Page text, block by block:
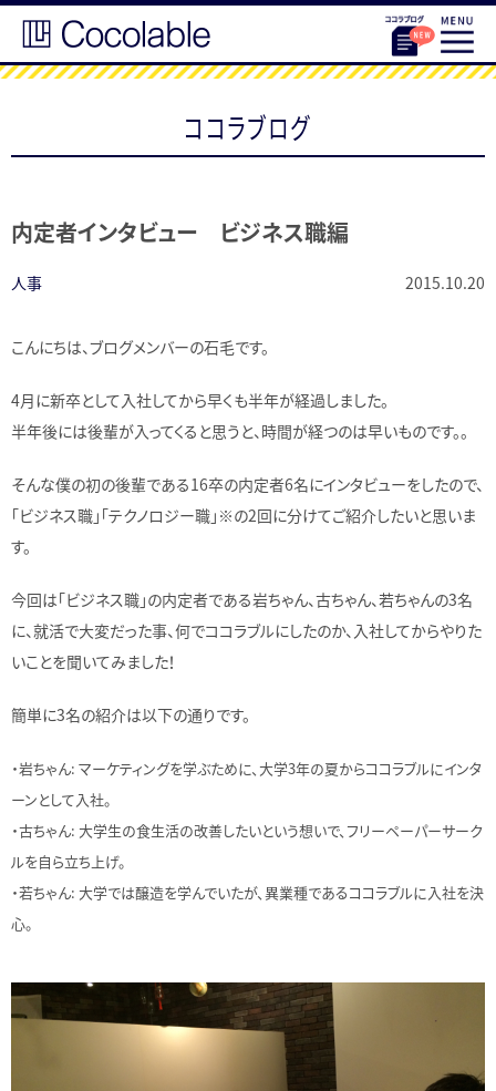
ココラブログ
内定者インタビュー ビジネス職編
人事 2015.10.20
こんにちは、ブログメンバーの石毛です。
4月に新卒として入社してから早くも半年が経過しました。
半年後には後輩が入ってくると思うと、時間が経つのは早いものです。。
そんな僕の初の後輩である16卒の内定者6名にインタビューをしたので、
「ビジネス職」「テクノロジー職」※の2回に分けてご紹介したいと思いま
す。
今回は「ビジネス職」の内定者である岩ちゃん、古ちゃん、若ちゃんの3名
に、就活で大変だった事、何でココラブルにしたのか、入社してからやりた
いことを聞いてみました！
簡単に3名の紹介は以下の通りです。
・岩ちゃん: マーケティングを学ぶために、大学3年の夏からココラブルにインタ
ーンとして入社。
・古ちゃん: 大学生の食生活の改善したいという想いで、フリーペーパーサーク
ルを自ら立ち上げ。
・若ちゃん: 大学では醸造を学んでいたが、異業種であるココラブルに入社を決
心。